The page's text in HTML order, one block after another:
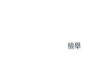
檢舉